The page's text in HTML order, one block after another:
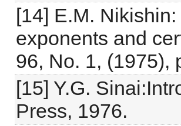
[14] E.M.
exponents and
96, No. 1, (1975),
[15] Y.G.
Press, 1976.